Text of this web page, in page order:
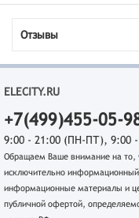
Отзывы
ELECITY.RU
+7(499)455-05-
9:00 - 21:00 (ПН-ПТ), 9:00
Обращаем Ваше внимание на то,
исключительно информационный
информационные материалы и
публичной офертой,